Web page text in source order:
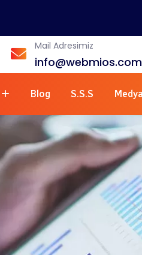
Mail Adresimiz
info@webmios.com
Blog S.S.S Medya